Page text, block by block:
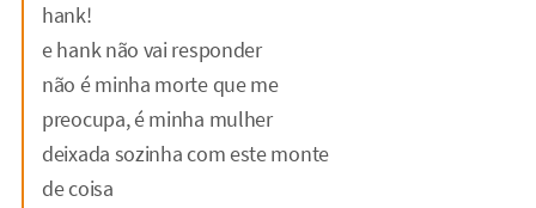
hank!
e hank não vai responder
não é minha morte que me
preocupa, é minha mulher
deixada sozinha com este monte
de coisa